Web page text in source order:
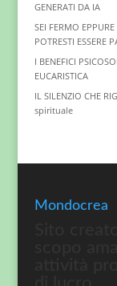
GENERATI DA IA
SEI FERMO
POTRESTI ESSERE
I BENEFICI
EUCARISTICA
IL SILENZIO CHE
spirituale
Mondocrea